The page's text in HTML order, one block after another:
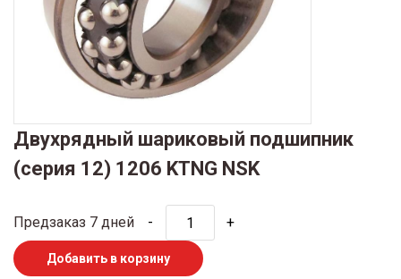
Двухрядный шариковый подшипник
(серия 12) 1206 KTNG NSK
Предзаказ 7 дней - +
Добавить в корзину